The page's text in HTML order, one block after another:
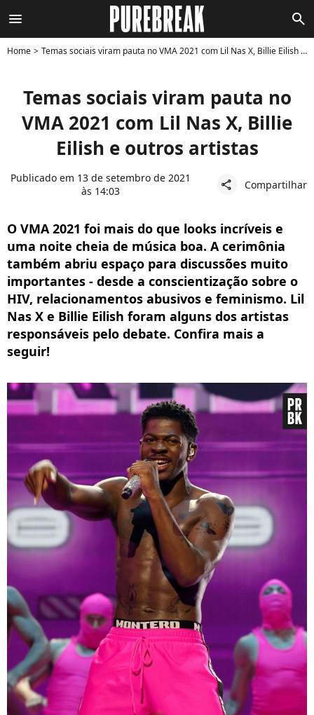
menu search
Home Temas sociais viram pauta no VMA 2021 com Lil Nas X, Billie Eilish e outros artistas
Temas sociais viram pauta no
VMA 2021 com Lil Nas X, Billie
Eilish e outros artistas
Publicado em 13 de setembro de 2021
às 14:03
share Compartilhar
O VMA 2021 foi mais do que looks incríveis e
uma noite cheia de música boa. A cerimônia
também abriu espaço para discussões muito
importantes - desde a conscientização sobre o
HIV, relacionamentos abusivos e feminismo. Lil
Nas X e Billie Eilish foram alguns dos artistas
responsáveis pelo debate. Confira mais a
seguir!